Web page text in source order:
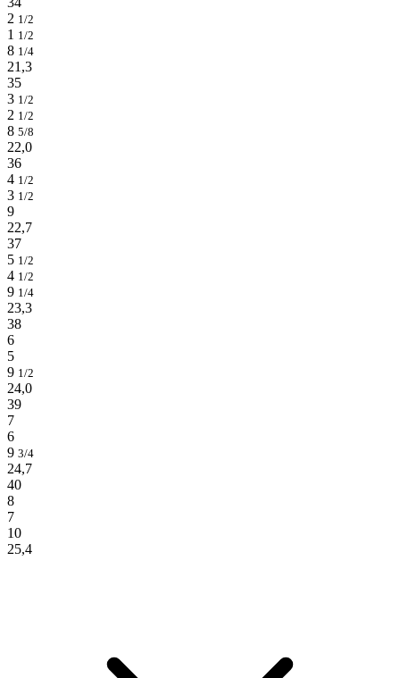
2 1/2
1 1/2
8 1/4
21,3
35
3 1/2
2 1/2
8 5/8
22,0
36
4 1/2
3 1/2
9
22,7
37
5 1/2
4 1/2
9 1/4
23,3
38
6
5
9 1/2
24,0
39
7
6
9 3/4
24,7
40
8
7
10
25,4